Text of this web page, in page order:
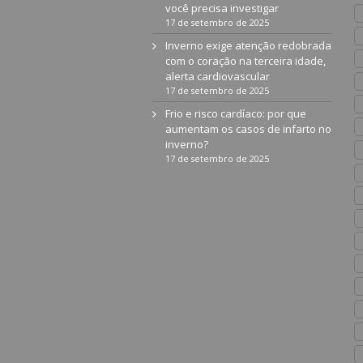
você precisa investigar
17 de setembro de 2025
Inverno exige atenção redobrada
com o coração na terceira idade,
alerta cardiovascular
17 de setembro de 2025
Frio e risco cardíaco: por que
aumentam os casos de infarto no
inverno?
17 de setembro de 2025